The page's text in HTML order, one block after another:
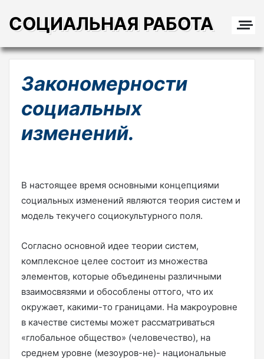
СОЦИАЛЬНАЯ РАБОТА
Закономерности
социальных
изменений.
В настоящее время основными концепциями
социальных изменений являются теория систем и
модель текучего социокультурного поля.
Согласно основной идее теории систем,
комплексное целее состоит из множества
элементов, которые объединены различными
взаимосвязями и обособлены оттого, что их
окружает, какими-то границами. На макроуровне
в качестве системы может рассматриваться
«глобальное общество» (человечество), на
среднем уровне (мезоуров-не)- национальные